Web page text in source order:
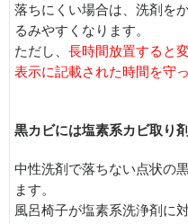
落ちにくい場合は、洗剤を
るみやすくなります。
ただし、 長時間放置すると
表示に記載された時間を守
黒カビには塩素系カビ取り
中性洗剤で落ちない点状の
ます。
風呂椅子が塩素系洗浄剤に